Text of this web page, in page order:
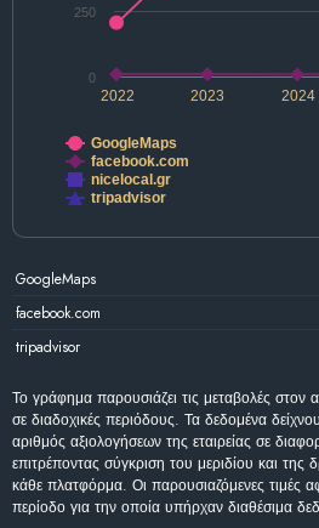
2022 2024
2023
0
250
GoogleMaps
facebook.com
nicelocal.gr
tripadvisor
GoogleMaps
facebook.com
tripadvisor
Το γράφημα παρουσιάζει τις μεταβολές στον
σε διαδοχικές περιόδους. Τα δεδομένα
αριθμός αξιολογήσεων της εταιρείας σε
επιτρέποντας σύγκριση του μεριδίου και
κάθε πλατφόρμα. Οι παρουσιαζόμενες τιμές
περίοδο για την οποία υπήρχαν διαθέσιμα